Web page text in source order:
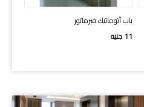
باب أتوماتيك فيرماتور
11جنيه